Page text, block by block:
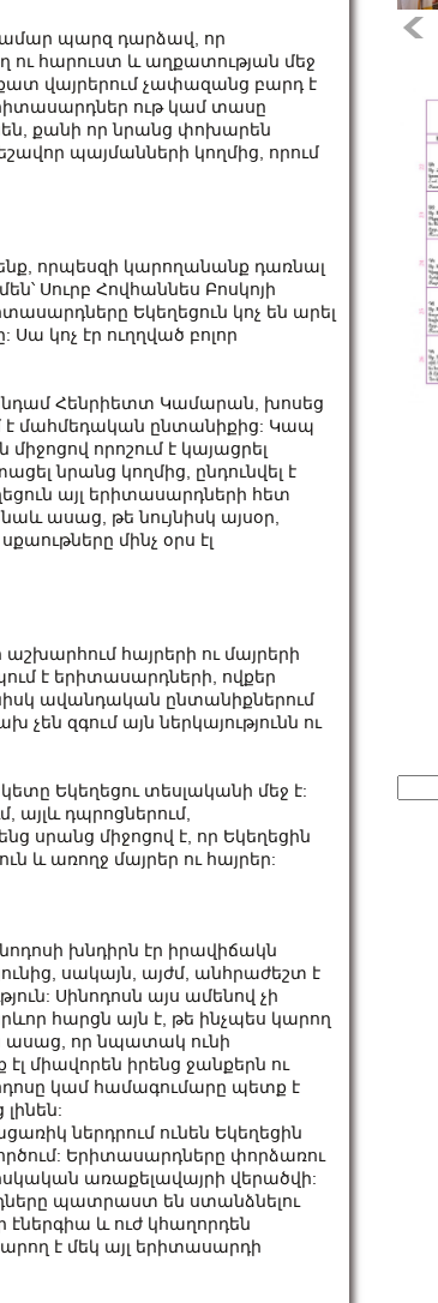
պարզ դարձավ, որ
հարուստ և աղքատության մեջ
վայրերում չափազանց բարդ է
ութ կամ տասը
քանի որ նրանց փոխարեն
պայմանների կողմից, որում
որպեսզի կարողանանք դառնալ
Սուրբ Հովհաննես Բոսկոյի
Եկեղեցուն կոչ են արել
կոչ էր ուղղված բոլոր
անդամ Հենրիետտ Կամարան, խոսեց
է մահմեդական ընտանիքից: Կապ
որոշում է կայացրել
նրանց կողմից, ընդունվել է
այլ երիտասարդների հետ
ասաց, թե նույնիսկ այսօր,
մինչ օրս էլ
հայրերի ու մայրերի
է երիտասարդների, ովքեր
ավանդական ընտանիքներում
զգում այն ներկայությունն ու
Եկեղեցու տեսլականի մեջ է:
այլև դպրոցներում,
սրանց միջոցով է, որ Եկեղեցին
և առողջ մայրեր ու հայրեր:
խնդիրն էր իրավիճակն
սակայն, այժմ, անհրաժեշտ է
Սինոդոսն այս ամենով չի
հարցն այն է, թե ինչպես կարող
ասաց, որ նպատակ ունի
միավորեն իրենց ջանքերն ու
կամ համագումարը պետք է
ներդրում ունեն Եկեղեցին
Երիտասարդները փորձառու
առաքելավայրի վերածվի:
պատրաստ են ստանձնելու
էներգիա և ուժ կհաղորդեն
է մեկ այլ երիտասարդի
for: